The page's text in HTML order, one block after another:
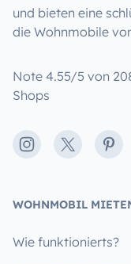
und bieten eine
die Wohnmobile
Note 4.55/5 von
Shops
Instagram
X
WOHNMOBIL
Wie funktionierts?